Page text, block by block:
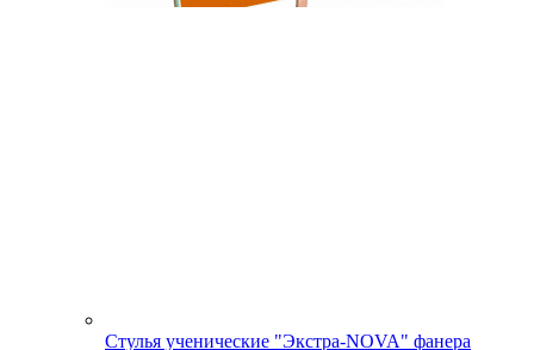
Стулья ученические "Экстра-NOVA" фанера